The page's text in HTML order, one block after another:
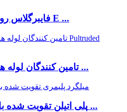
فایبرگلاس رووینگ مستقیم E ...
تامین کنندگان لوله های فایبرگلاس ...
پلی اتیلن تقویت شده با الیاف شیشه ...